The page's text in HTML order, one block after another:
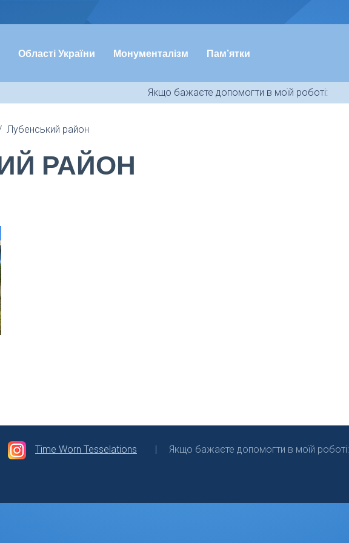
Області України Монументалізм Пам’ятки
Якщо бажаєте допомогти в моїй роботі:
Лубенський район
РАЙОН
Time Worn Tesselations Якщо бажаєте допомогти в моїй роботі: